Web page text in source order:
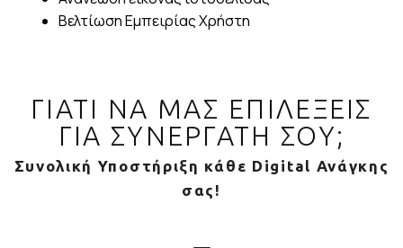
Βελτίωση Εμπειρίας Χρήστη
ΓΙΑΤΙ ΝΑ ΜΑΣ ΕΠΙΛΕΞΕΙΣ
ΓΙΑ ΣΥΝΕΡΓΑΤΗ ΣΟΥ;
Συνολική Υποστήριξη κάθε Digital Ανάγκης
σας!